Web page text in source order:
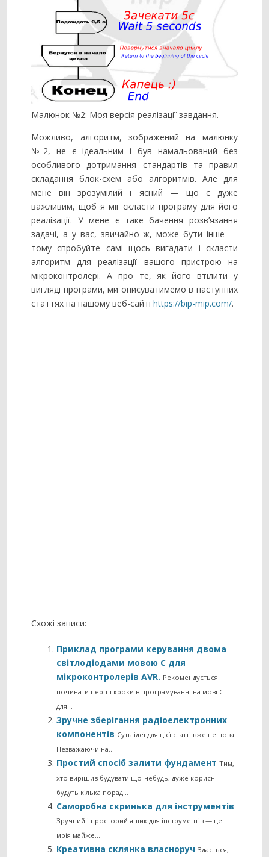
Малюнок №2: Моя версія реалізації завдання.
Можливо, алгоритм, зображений на малюнку
№2, не є ідеальним і був намальований без
особливого дотримання стандартів та правил
складання блок-схем або алгоритмів. Але для
мене він зрозумілий і ясний — що є дуже
важливим, щоб я міг скласти програму для його
реалізації. У мене є таке бачення розв’язання
задачі, а у вас, звичайно ж, може бути інше —
тому спробуйте самі щось вигадати і скласти
алгоритм для реалізації вашого пристрою на
мікроконтролері. А про те, як його втілити у
вигляді програми, ми описуватимемо в наступних
статтях на нашому веб-сайтіhttps://bip-mip.com/.
Схожі записи:
Приклад програми керування двома
світлодіодами мовою C для
мікроконтролерів AVR. Рекомендується
починати перші кроки в програмуванні на мові C
для…
Зручне зберігання радіоелектронних
компонентів Суть ідеї для цієї статті вже не нова.
Незважаючи на…
Простий спосіб залити фундаментТим,
хто вирішив будувати що-небудь, дуже корисні
будуть кілька порад…
Саморобна скринька для інструментів
Зручний і просторий ящик для інструментів — це
мрія майже…
Креативна склянка власноручЗдається,